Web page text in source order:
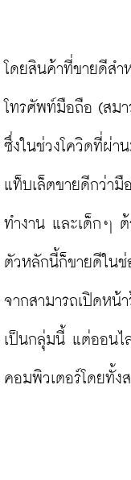
โดยสินค้าที่ขายดีส
โทรศัพท์มือถือ (สม
ซึ่งในช่วงโควิดที่ผ่า
แท็บเล็ตขายดีกว่ามื
ทำงาน และเด็กๆ ต้
ตัวหลักนี้ก็ขายดีในช่
จากสามารถเปิดหน้
เป็นกลุ่มนี้ แต่ออนไ
คอมพิวเตอร์โดยทั้ง